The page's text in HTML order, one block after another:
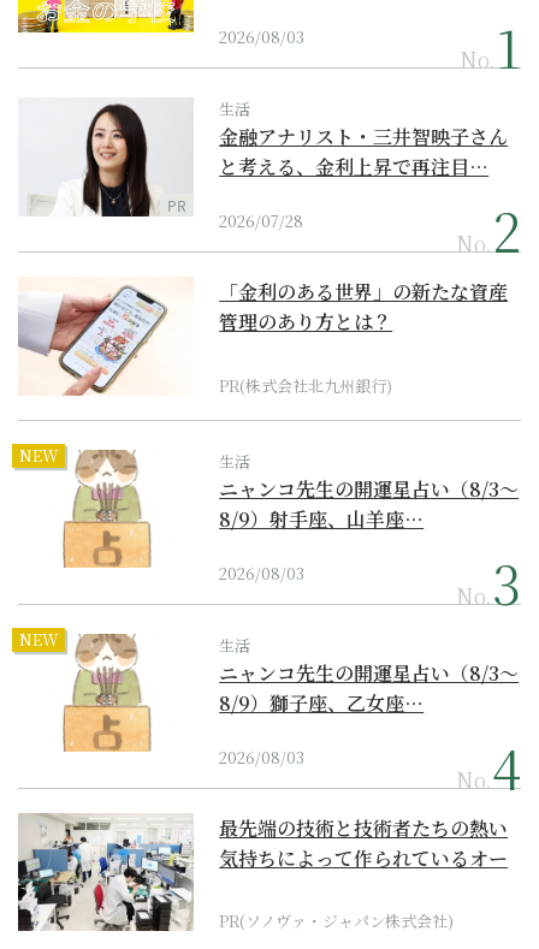
2026/08/03
No.
PR
生活
金融アナリスト・三井智映子さん
と考える、金利上昇で再注目…
2026/07/28
No.
「金利のある世界」の新たな資産
管理のあり方とは？
PR(株式会社北九州銀行)
NEW 生活
ニャンコ先生の開運星占い（8/3～
8/9）射手座、山羊座…
2026/08/03
No.
NEW 生活
ニャンコ先生の開運星占い（8/3～
8/9）獅子座、乙女座…
2026/08/03
No.
最先端の技術と技術者たちの熱い
気持ちによって作られているオー
PR(ソノヴァ・ジャパン株式会社)